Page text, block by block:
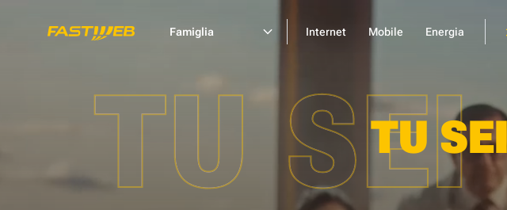
Famiglia Internet Mobile Energia
TU SEI
TU